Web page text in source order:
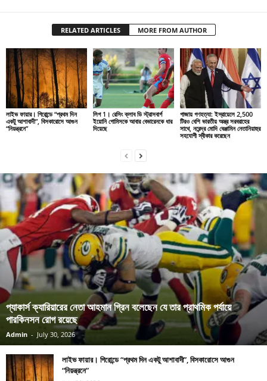
RELATED ARTICLES MORE FROM AUTHOR
লাইভ ফায়ার। গিরোন্ডে “প্রথম দিন
একটু আশাবাদী”, বিসকারোসে আগুন
“নিয়ন্ত্রনে”
লিগ 1। রেসিং ক্লাব ডি স্ট্রাসবার্গ
ইয়োনি গোমিসকে আবার বেভারেনকে ধার
দিয়েছে
গাজায় গণহত্যা: ইস্রায়েলে 2,500
টিরও বেশি ভারতীয় অস্ত্র সরবরাহের
সাথে, নরেন্দ্র মোদি বেঞ্জামিন নেতানিয়াহুর
সহযোগী স্বীকার করেছেন
প্যাকার্স ক্যারিয়ারের নেতা আহমান গ্রিন বলেছেন যে তার প্রাথমিক পর্যায়ে
পারকিনসন রোগ রয়েছে
Admin - July 30, 2026
লাইভ ফায়ার। গিরোন্ডে “প্রথম দিন একটু আশাবাদী”, বিসকারোসে আগুন
“নিয়ন্ত্রনে”